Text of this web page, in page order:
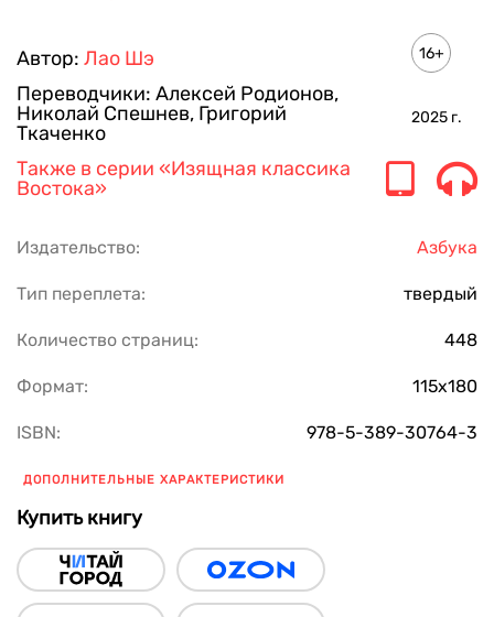
Автор: Лао Шэ
Переводчики: Алексей Родионов,
Николай Спешнев, Григорий
Ткаченко
16+
2025 г.
Также в серии «Изящная классика
Востока»
Издательство: Азбука
Тип переплета: твердый
Количество страниц: 448
Формат: 115х180
ISBN: 978-5-389-30764-3
ДОПОЛНИТЕЛЬНЫЕ ХАРАКТЕРИСТИКИ
Купить книгу